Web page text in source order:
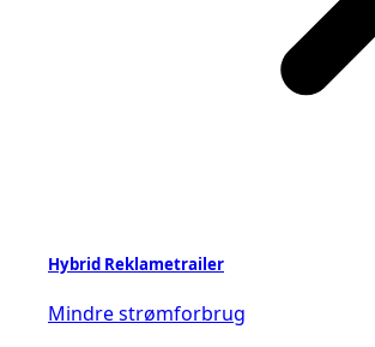
Hybrid Reklametrailer
Mindre strømforbrug